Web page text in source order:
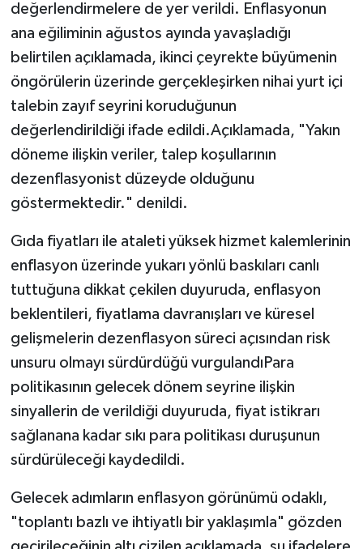
değerlendirmelere de yer verildi. Enflasyonun
ana eğiliminin ağustos ayında yavaşladığı
belirtilen açıklamada, ikinci çeyrekte büyümenin
öngörülerin üzerinde gerçekleşirken nihai yurt içi
talebin zayıf seyrini koruduğunun
değerlendirildiği ifade edildi.Açıklamada, "Yakın
döneme ilişkin veriler, talep koşullarının
dezenflasyonist düzeyde olduğunu
göstermektedir." denildi.
Gıda fiyatları ile ataleti yüksek hizmet kalemlerinin
enflasyon üzerinde yukarı yönlü baskıları canlı
tuttuğuna dikkat çekilen duyuruda, enflasyon
beklentileri, fiyatlama davranışları ve küresel
gelişmelerin dezenflasyon süreci açısından risk
unsuru olmayı sürdürdüğü vurgulandıPara
politikasının gelecek dönem seyrine ilişkin
sinyallerin de verildiği duyuruda, fiyat istikrarı
sağlanana kadar sıkı para politikası duruşunun
sürdürüleceği kaydedildi.
Gelecek adımların enflasyon görünümü odaklı,
"toplantı bazlı ve ihtiyatlı bir yaklaşımla" gözden